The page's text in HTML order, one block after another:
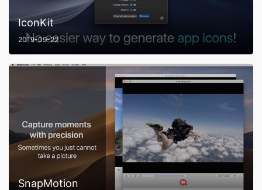
IconKit
2019-09-22
SnapMotion